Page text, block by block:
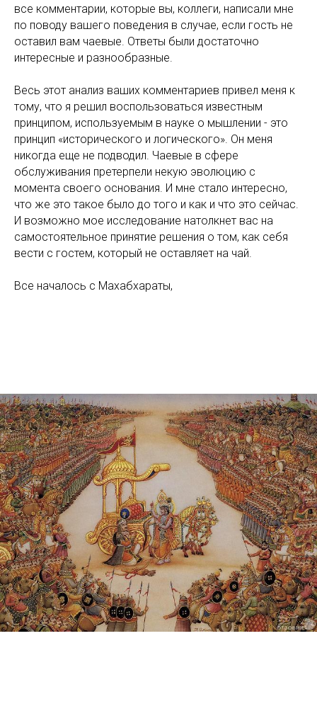
все комментарии, которые вы, коллеги, написали мне
по поводу вашего поведения в случае, если гость не
оставил вам чаевые. Ответы были достаточно
интересные и разнообразные.
Весь этот анализ ваших комментариев привел меня к
тому, что я решил воспользоваться известным
принципом, используемым в науке о мышлении - это
принцип «исторического и логического». Он меня
никогда еще не подводил. Чаевые в сфере
обслуживания претерпели некую эволюцию с
момента своего основания. И мне стало интересно,
что же это такое было до того и как и что это сейчас.
И возможно мое исследование натолкнет вас на
самостоятельное принятие решения о том, как себя
вести с гостем, который не оставляет на чай.
Все началось с Махабхараты,